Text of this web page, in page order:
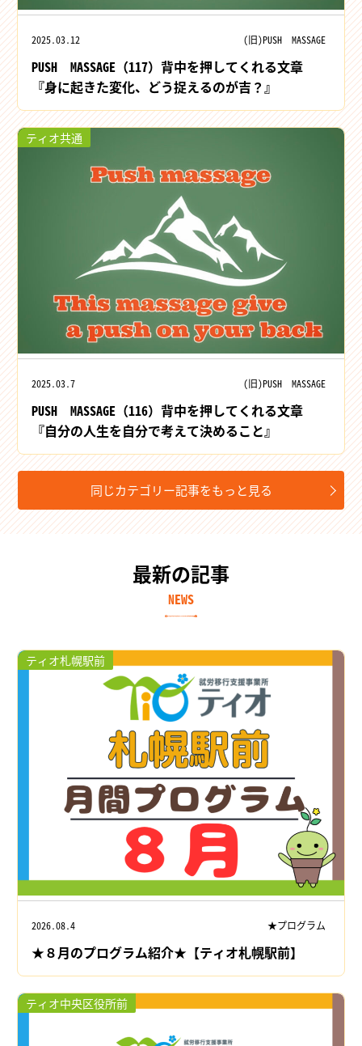
2025.03.12 (旧)PUSH MASSAGE
PUSH MASSAGE（117）背中を押してくれる文章
『身に起きた変化、どう捉えるのが吉？』
ティオ共通
2025.03.7 (旧)PUSH MASSAGE
PUSH MASSAGE（116）背中を押してくれる文章
『自分の人生を自分で考えて決めること』
同じカテゴリー記事をもっと見る
最新の記事
NEWS
ティオ札幌駅前
2026.08.4 ★プログラム
★８月のプログラム紹介★【ティオ札幌駅前】
ティオ中央区役所前